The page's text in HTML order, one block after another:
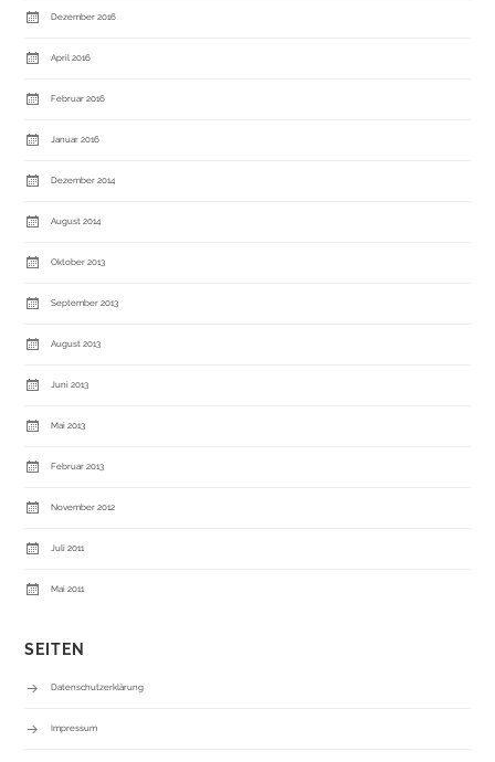
Dezember 2016
April 2016
Februar 2016
Januar 2016
Dezember 2014
August 2014
Oktober 2013
September 2013
August 2013
Juni 2013
Mai 2013
Februar 2013
November 2012
Juli 2011
Mai 2011
SEITEN
Datenschutzerklärung
Impressum